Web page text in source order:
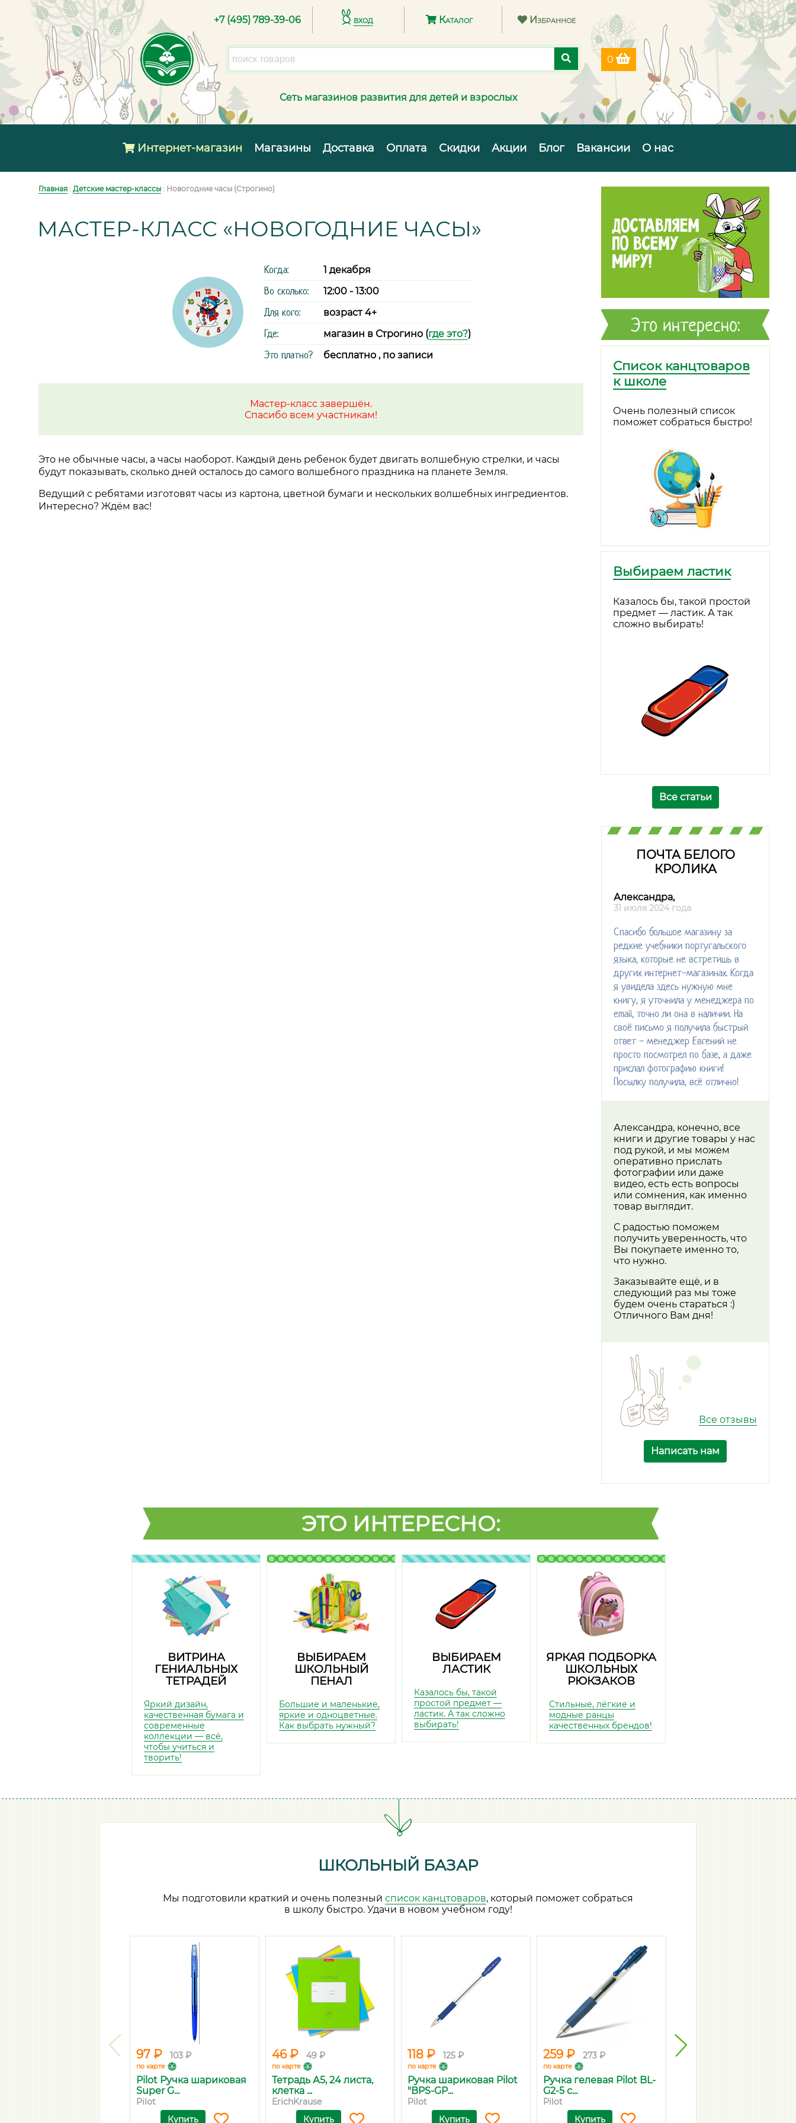
+7 (495) 789-39-06 вход Каталог Избранное
0
Сеть магазинов развития для детей и взрослых
Интернет-магазин Магазины Доставка Оплата Скидки Акции Блог Вакансии О нас
Главная : Детские мастер-классы : Новогодние часы (Строгино)
МАСТЕР-КЛАСС «НОВОГОДНИЕ ЧАСЫ»
Когда: 1 декабря
Во сколько: 12:00 - 13:00
Для кого: возраст 4+
Где: магазин в Строгино (где это?)
Это платно? бесплатно , по записи
Мастер-класс завершён.
Спасибо всем участникам!
Это не обычные часы, а часы наоборот. Каждый день ребенок будет двигать волшебную стрелки, и часы
будут показывать, сколько дней осталось до самого волшебного праздника на планете Земля.
Ведущий с ребятами изготовят часы из картона, цветной бумаги и нескольких волшебных ингредиентов.
Интересно? Ждём вас!
Это интересно:
Список канцтоваров
к школе
Очень полезный список
поможет собраться быстро!
Выбираем ластик
Казалось бы, такой простой
предмет — ластик. А так
сложно выбирать!
Все статьи
ПОЧТА БЕЛОГО
КРОЛИКА
Александра,
31 июля 2024 года
Спасибо большое магазину за
редкие учебники португальского
языка, которые не встретишь в
других интернет-магазинах. Когда
я увидела здесь нужную мне
книгу, я уточнила у менеджера по
email, точно ли она в наличии. На
своё письмо я получила быстрый
ответ - менеджер Евгений не
просто посмотрел по базе, а даже
прислал фотографию книги!
Посылку получила, всё отлично!
Александра, конечно, все
книги и другие товары у нас
под рукой, и мы можем
оперативно прислать
фотографии или даже
видео, есть есть вопросы
или сомнения, как именно
товар выглядит.
С радостью поможем
получить уверенность, что
Вы покупаете именно то,
что нужно.
Заказывайте ещё, и в
следующий раз мы тоже
будем очень стараться :)
Отличного Вам дня!
Все отзывы
Написать нам
ЭТО ИНТЕРЕСНО:
ВИТРИНА
ГЕНИАЛЬНЫХ
ТЕТРАДЕЙ
Яркий дизайн,
качественная бумага и
современные
коллекции — всё,
чтобы учиться и
творить!
ВЫБИРАЕМ
ШКОЛЬНЫЙ
ПЕНАЛ
Большие и маленькие,
яркие и одноцветные.
Как выбрать нужный?
ВЫБИРАЕМ
ЛАСТИК
Казалось бы, такой
простой предмет —
ластик. А так сложно
выбирать!
ЯРКАЯ ПОДБОРКА
ШКОЛЬНЫХ
РЮКЗАКОВ
Стильные, лёгкие и
модные ранцы
качественных брендов!
ШКОЛЬНЫЙ БАЗАР
Мы подготовили краткий и очень полезный список канцтоваров, который поможет собраться
в школу быстро. Удачи в новом учебном году!
97 ₽ 103 ₽
по карте
Pilot Ручка шариковая
Super G...
Pilot
Купить
46 ₽ 49 ₽
по карте
Тетрадь А5, 24 листа,
клетка ...
ErichKrause
Купить
118 ₽ 125 ₽
по карте
Ручка шариковая Pilot
"BPS-GP...
Pilot
Купить
259 ₽ 273 ₽
по карте
Ручка гелевая Pilot BL-
G2-5 с...
Pilot
Купить
143 ₽